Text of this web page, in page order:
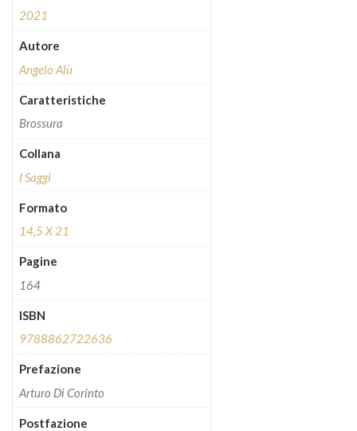
2021
Autore
Angelo Alù
Caratteristiche
Brossura
Collana
I Saggi
Formato
14,5 X 21
Pagine
164
ISBN
9788862722636
Prefazione
Arturo Di Corinto
Postfazione